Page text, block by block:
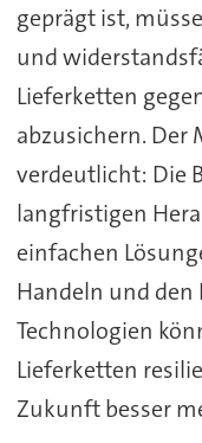
geprägt ist,
und
Lieferketten
abzusichern. Der
verdeutlicht: Die
langfristigen
einfachen
Handeln und den
Technologien
Lieferketten
Zukunft besser